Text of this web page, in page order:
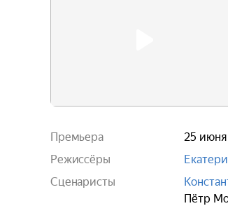
Премьера
25
Режиссёры
Сценаристы
Пётр